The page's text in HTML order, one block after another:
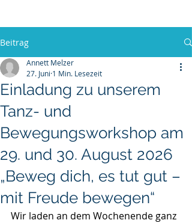
Beitrag
Einladung zu unserem
Tanz- und
Bewegungsworkshop am
29. und 30. August 2026
„Beweg dich, es tut gut –
mit Freude bewegen“
Annett Melzer
27. Juni 1 Min. Lesezeit
Wir laden an dem Wochenende ganz